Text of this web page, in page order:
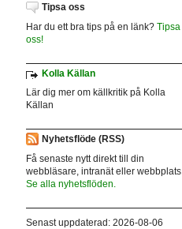
Tipsa oss
Har du ett bra tips på en länk? Tipsa
oss!
Kolla Källan
Lär dig mer om källkritik på Kolla
Källan
Nyhetsflöde (RSS)
Få senaste nytt direkt till din
webbläsare, intranät eller webbplats.
Se alla nyhetsflöden.
Senast uppdaterad: 2026-08-06